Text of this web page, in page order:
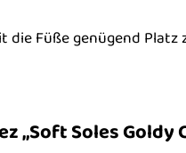
Füße genügend Platz
„Soft Soles Goldy